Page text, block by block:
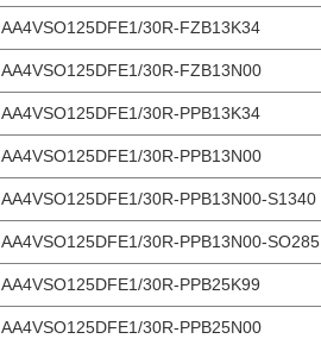
AA4VSO125DFE1/30R-FZB13K34
AA4VSO125DFE1/30R-FZB13N00
AA4VSO125DFE1/30R-PPB13K34
AA4VSO125DFE1/30R-PPB13N00
AA4VSO125DFE1/30R-PPB13N00-S1340
AA4VSO125DFE1/30R-PPB13N00-SO285
AA4VSO125DFE1/30R-PPB25K99
AA4VSO125DFE1/30R-PPB25N00